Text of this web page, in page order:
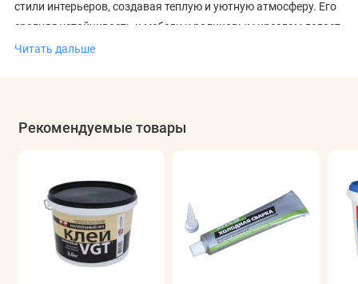
стили интерьеров, создавая теплую и уютную атмосферу. Его
средняя устойчивость к мебели и роликовым креслам делает
его практичным выбором для жилых помещений. Для тех, кто
Читать дальше
Рекомендуемые товары